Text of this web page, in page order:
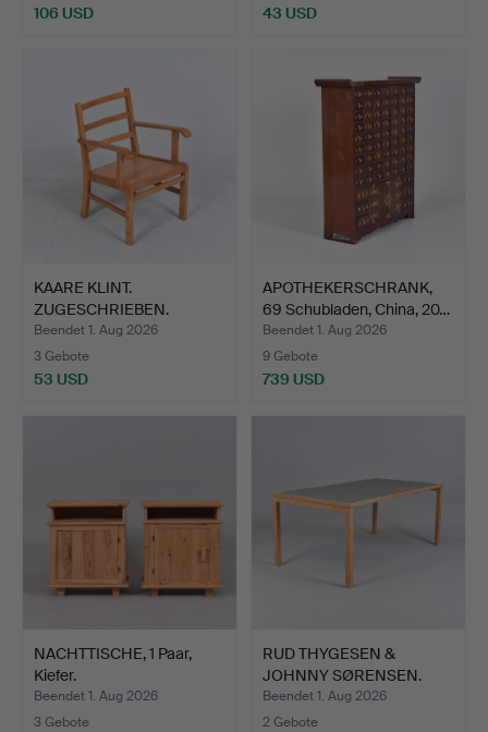
106 USD 43 USD
KAARE KLINT.
ZUGESCHRIEBEN.
Kinderstuhl, E…
Beendet 1. Aug 2026
3 Gebote
53 USD
APOTHEKERSCHRANK,
69 Schubladen, China, 20…
Beendet 1. Aug 2026
9 Gebote
739 USD
NACHTTISCHE, 1 Paar,
Kiefer.
Beendet 1. Aug 2026
3 Gebote
RUD THYGESEN &
JOHNNY SØRENSEN.
Tisch, hel…
Beendet 1. Aug 2026
2 Gebote